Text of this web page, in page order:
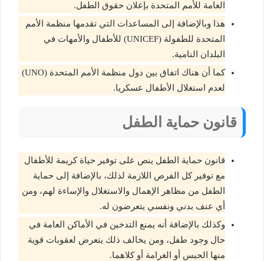
العامة للأمم المتحدة بإعلان حقوق الطفل.
هذا وبالإضافة إلى المساعدات التي تقدمها منظمة الأمم
المتحدة للطفولة (UNICEF) للأطفال والأمهات في
البلدان النامية.
كما أن هناك اتفاق بين دول منظمة الأمم المتحدة (UNO)
لعدم استغلال الأطفال عسكريا.
قانون حماية الطفل
قانون حماية الطفل ينص على توفير حياة كريمة للأطفال
مع توفير كل الفرص اللازمة لذلك، بالإضافة إلى حماية
الطفل من مظاهر الإهمال والاستغلال والإساءة لهم، ومن
أي عنف بدني ونفسي يتعرضون له.
وكذلك بالإضافة أنه يمنع التدخين في الأماكن العامة في
حال وجود طفل، ومن يخالف ذلك يتعرض لعقوبات قوية
منها الحبس أو الغرامة أو كلاهما.